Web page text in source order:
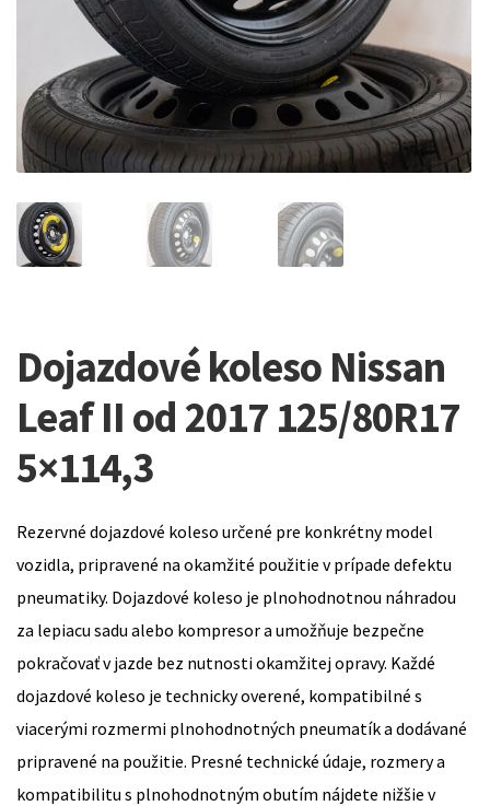
Dojazdové koleso Nissan
Leaf II od 2017 125/80R17
5×114,3
Rezervné dojazdové koleso určené pre konkrétny model
vozidla, pripravené na okamžité použitie v prípade defektu
pneumatiky. Dojazdové koleso je plnohodnotnou náhradou
za lepiacu sadu alebo kompresor a umožňuje bezpečne
pokračovať v jazde bez nutnosti okamžitej opravy. Každé
dojazdové koleso je technicky overené, kompatibilné s
viacerými rozmermi plnohodnotných pneumatík a dodávané
pripravené na použitie. Presné technické údaje, rozmery a
kompatibilitu s plnohodnotným obutím nájdete nižšie v